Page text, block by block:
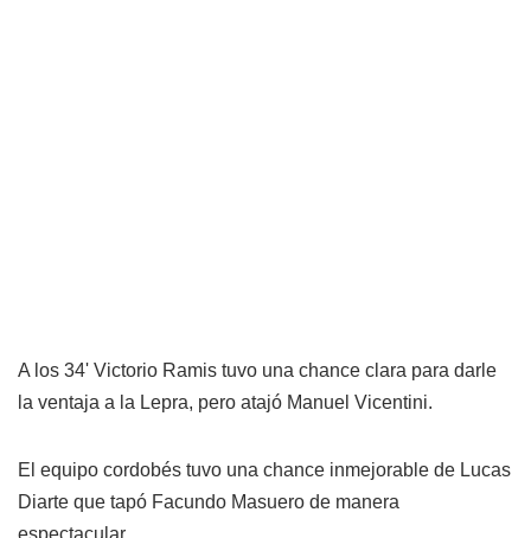
A los 34' Victorio Ramis tuvo una chance clara para darle
la ventaja a la Lepra, pero atajó Manuel Vicentini.
El equipo cordobés tuvo una chance inmejorable de Lucas
Diarte que tapó Facundo Masuero de manera
espectacular.